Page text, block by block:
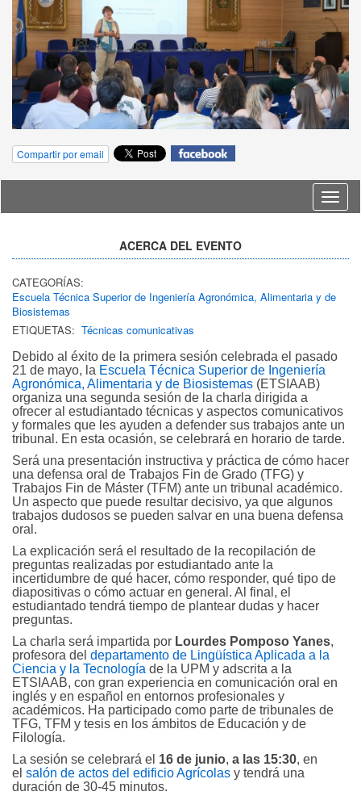
Compartir por email
Idioma
ACERCA DEL EVENTO
CATEGORÍAS:
Escuela Técnica Superior de Ingeniería Agronómica, Alimentaria y de
Biosistemas
ETIQUETAS: Técnicas comunicativas
Debido al éxito de la primera sesión celebrada el pasado
21 de mayo, la Escuela Técnica Superior de Ingeniería
Agronómica, Alimentaria y de Biosistemas (ETSIAAB)
organiza una segunda sesión de la charla dirigida a
ofrecer al estudiantado técnicas y aspectos comunicativos
y formales que les ayuden a defender sus trabajos ante un
tribunal. En esta ocasión, se celebrará en horario de tarde.
Será una presentación instructiva y práctica de cómo hacer
una defensa oral de Trabajos Fin de Grado (TFG) y
Trabajos Fin de Máster (TFM) ante un tribunal académico.
Un aspecto que puede resultar decisivo, ya que algunos
trabajos dudosos se pueden salvar en una buena defensa
oral.
La explicación será el resultado de la recopilación de
preguntas realizadas por estudiantado ante la
incertidumbre de qué hacer, cómo responder, qué tipo de
diapositivas o cómo actuar en general. Al final, el
estudiantado tendrá tiempo de plantear dudas y hacer
preguntas.
La charla será impartida por Lourdes Pomposo Yanes,
profesora del departamento de Lingüística Aplicada a la
Ciencia y la Tecnología de la UPM y adscrita a la
ETSIAAB, con gran experiencia en comunicación oral en
inglés y en español en entornos profesionales y
académicos. Ha participado como parte de tribunales de
TFG, TFM y tesis en los ámbitos de Educación y de
Filología.
La sesión se celebrará el 16 de junio, a las 15:30, en
el salón de actos del edificio Agrícolas y tendrá una
duración de 30-45 minutos.